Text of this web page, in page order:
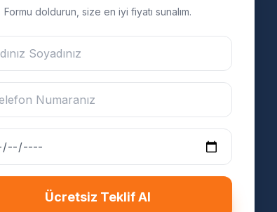
Formu doldurun, size en iyi fiyatı sunalım.
Ücretsiz Teklif Al